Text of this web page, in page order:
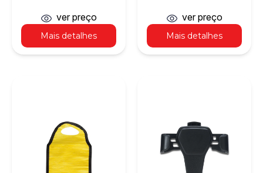
de PE e forrado com
1 folha de alumínio
Mais detalhes
ver preço
PE e forrado com
folha de alumínio
Mais detalhes
ver preço